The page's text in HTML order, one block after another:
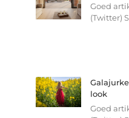
Goed
(Twitter)
look
Goed